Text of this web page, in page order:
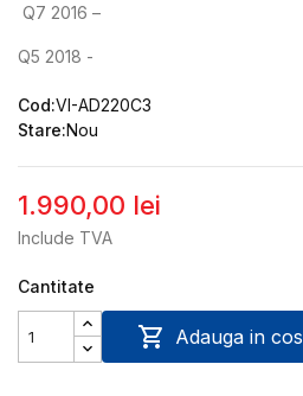
Q7 2016 –
Q5 2018 -
Cod:VI-AD220C3
Stare:Nou
1.990,00 lei
Include TVA
Cantitate
 Adauga in cos